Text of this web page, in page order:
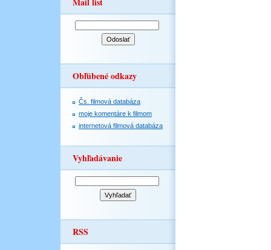
Obľúbené odkazy
Čs. filmová databáza
moje komentáre k filmom
internetová filmová databáza
Vyhľadávanie
RSS